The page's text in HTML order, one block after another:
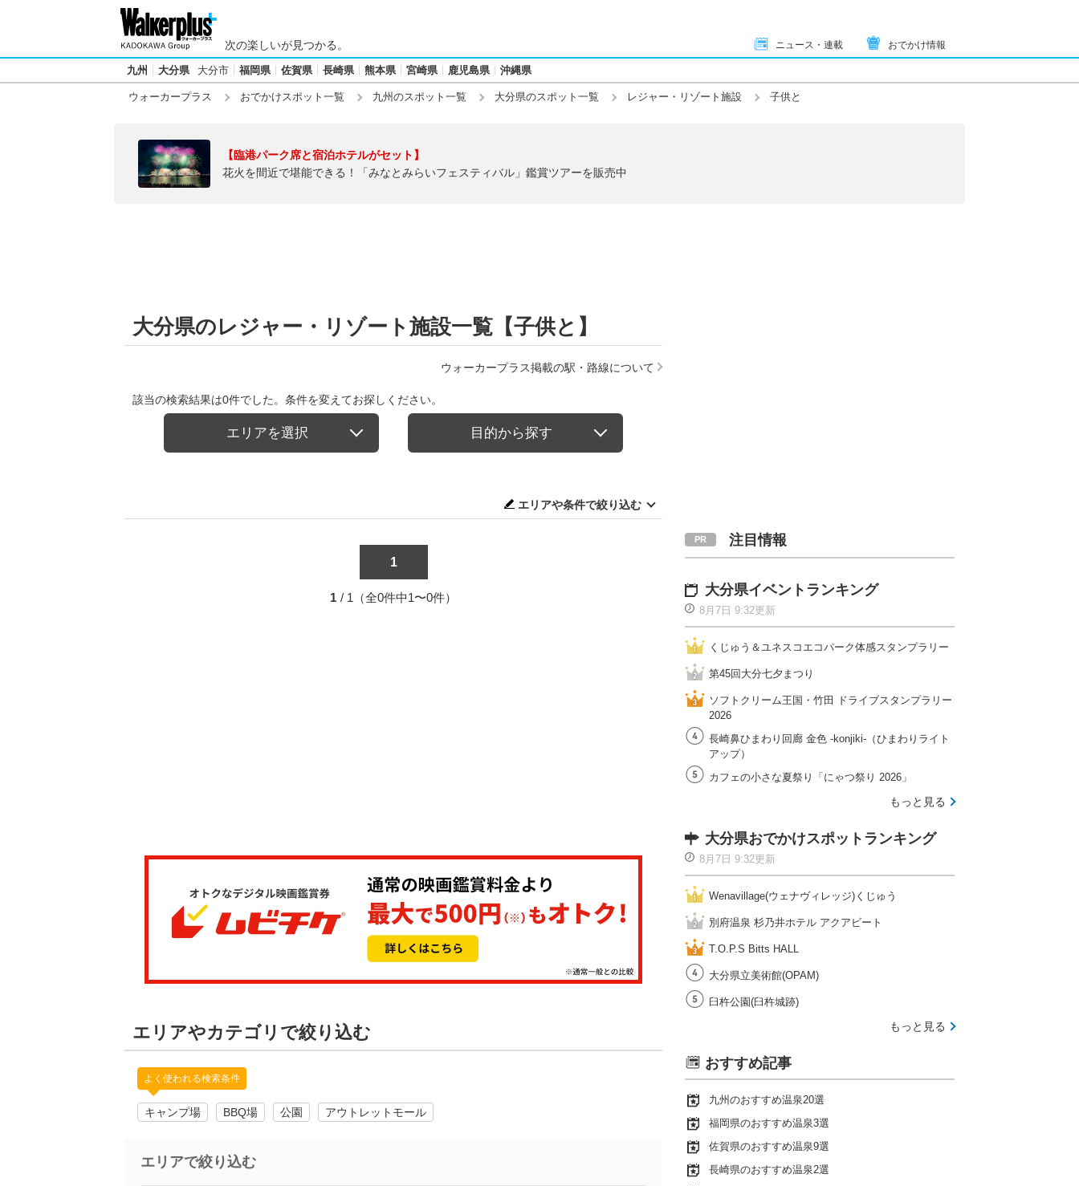
次の楽しいが見つかる。 ニュース・連載 おでかけ情報
九州 大分県 大分市 福岡県 佐賀県 長崎県 熊本県 宮崎県 鹿児島県 沖縄県
ウォーカープラス おでかけスポット一覧 九州のスポット一覧 大分県のスポット一覧 レジャー・リゾート施設 子供と
【臨港パーク席と宿泊ホテルがセット】
花火を間近で堪能できる！「みなとみらいフェスティバル」鑑賞ツアーを販売中
大分県のレジャー・リゾート施設一覧【子供と】
ウォーカープラス掲載の駅・路線について
該当の検索結果は0件でした。条件を変えてお探しください。
エリアを選択 目的から探す
エリアや条件で絞り込む
1
1 / 1（全0件中1〜0件）
エリアやカテゴリで絞り込む
よく使われる検索条件
キャンプ場 BBQ場 公園 アウトレットモール
エリアで絞り込む
注目情報
大分県イベントランキング
8月7日 9:32更新
くじゅう＆ユネスコエコパーク体感スタンプラリー
第45回大分七夕まつり
ソフトクリーム王国・竹田 ドライブスタンプラリー
2026
長崎鼻ひまわり回廊 金色 -konjiki-（ひまわりライト
アップ）
カフェの小さな夏祭り「にゃつ祭り 2026」
もっと見る
大分県おでかけスポットランキング
8月7日 9:32更新
Wenavillage(ウェナヴィレッジ)くじゅう
別府温泉 杉乃井ホテル アクアビート
T.O.P.S Bitts HALL
大分県立美術館(OPAM)
臼杵公園(臼杵城跡)
もっと見る
おすすめ記事
九州のおすすめ温泉20選
福岡県のおすすめ温泉3選
佐賀県のおすすめ温泉9選
長崎県のおすすめ温泉2選